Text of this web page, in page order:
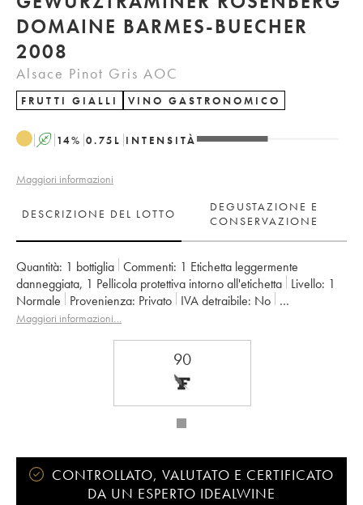
DOMAINE BARMES-BUECHER
2008
Alsace Pinot Gris AOC
FRUTTI GIALLI VINO GASTRONOMICO
A 14% 0.75 L INTENSITÀ
Maggiori informazioni
DESCRIZIONE DEL LOTTO
DEGUSTAZIONE E
CONSERVAZIONE
Quantità: 1 bottiglia Commenti: 1 Etichetta leggermente
danneggiata, 1 Pellicola protettiva intorno all'etichetta Livello: 1
Normale
Provenienza: privato IVA detraibile:
no
Regione:
Alsazia Denominazione:
Maggiori informazioni…
90
CONTROLLATO, VALUTATO E CERTIFICATO
DA UN ESPERTO IDEALWINE